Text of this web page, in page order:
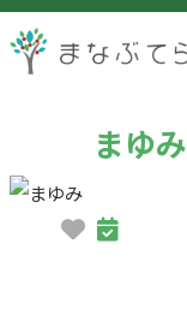
まゆみ